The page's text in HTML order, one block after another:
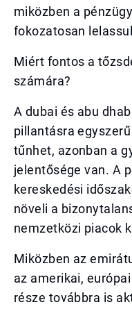
miközben a
fokozatosan
Miért fontos a
számára?
A dubai és abu
pillantásra
tűnhet, azonban a
jelentősége van. A
kereskedési
növeli a
nemzetközi piacok
Miközben az
az amerikai,
része továbbra is